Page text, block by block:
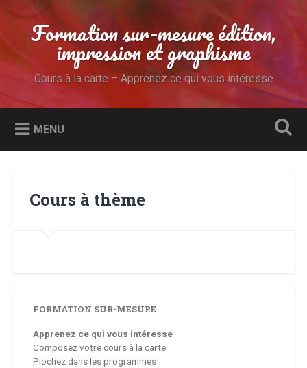
Accéder
au
contenu
principal
RechercheFormation sur-mesure édition,
impression et graphisme
Cours à la carte – Apprenez ce qui vous intéresse
MENU
Cours à thème
FORMATION SUR-MESURE
Apprenez ce qui vous intéresse
Composez votre cours à la carte
Piochez dans les programmes